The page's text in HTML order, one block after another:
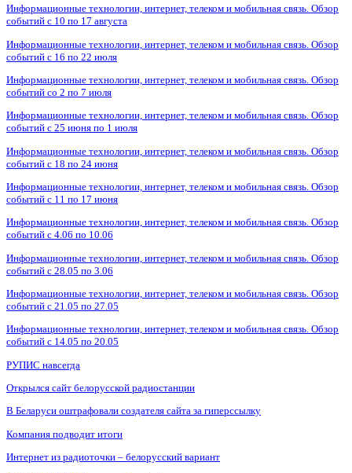
Информационные технологии, интернет, телеком и мобильная связь. Обзор
событий с 10 по 17 августа
Информационные технологии, интернет, телеком и мобильная связь. Обзор
событий с 16 по 22 июля
Информационные технологии, интернет, телеком и мобильная связь. Обзор
событий со 2 по 7 июля
Информационные технологии, интернет, телеком и мобильная связь. Обзор
событий с 25 июня по 1 июля
Информационные технологии, интернет, телеком и мобильная связь. Обзор
событий с 18 по 24 июня
Информационные технологии, интернет, телеком и мобильная связь. Обзор
событий с 11 по 17 июня
Информационные технологии, интернет, телеком и мобильная связь. Обзор
событий с 4.06 по 10.06
Информационные технологии, интернет, телеком и мобильная связь. Обзор
событий с 28.05 по 3.06
Информационные технологии, интернет, телеком и мобильная связь. Обзор
событий с 21.05 по 27.05
Информационные технологии, интернет, телеком и мобильная связь. Обзор
событий с 14.05 по 20.05
РУПИС навсегда
Открылся сайт белорусской радиостанции
В Беларуси оштрафовали создателя сайта за гиперссылку
Компания подводит итоги
Интернет из радиоточки – белорусский вариант